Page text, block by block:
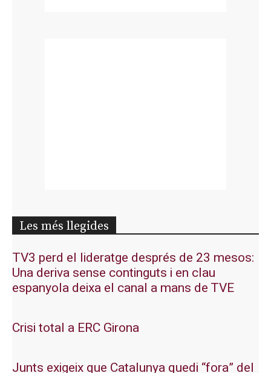
Les més llegides
TV3 perd el lideratge després de 23 mesos:
Una deriva sense continguts i en clau
espanyola deixa el canal a mans de TVE
Crisi total a ERC Girona
Junts exigeix que Catalunya quedi “fora” del